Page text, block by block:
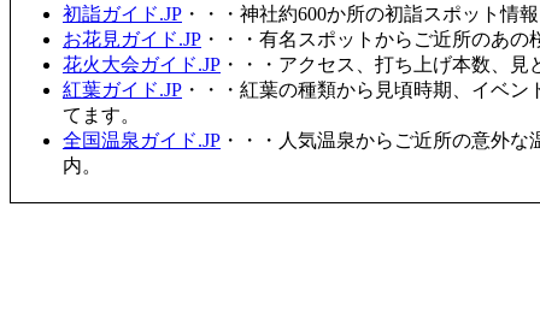
初詣ガイド.JP ・・・神社約600か所の初詣スポット情
お花見ガイド.JP ・・・有名スポットからご近所のあ
花火大会ガイド.JP ・・・アクセス、打ち上げ本数、
紅葉ガイド.JP ・・・紅葉の種類から見頃時期、イベ
てます。
全国温泉ガイド.JP ・・・人気温泉からご近所の意外
内。